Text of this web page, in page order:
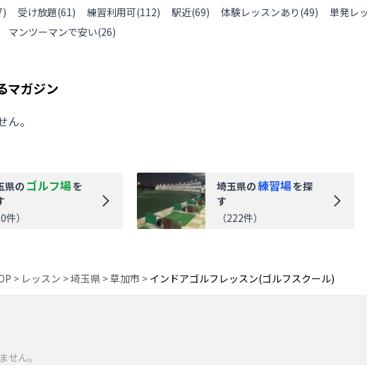
) 受け放題(61) 練習利用可(112) 駅近(69) 体験レッスンあり (49) 単発レ
マンツーマンで安い(26)
マガジン
。
県の ゴルフ場を
件）
埼玉県の練習場を探
す
（222件）
> レッスン >埼玉県>草加市 > インドアゴルフレッスン(ゴルフスクール)
せん。